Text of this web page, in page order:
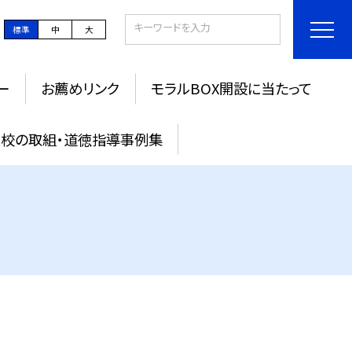
標準 中 大
お薦めリンク モラルBOX開設に当たって
の取組・道徳指導事例集